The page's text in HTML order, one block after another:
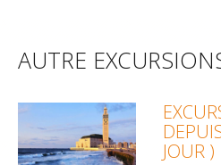
AUTRE
JOUR )